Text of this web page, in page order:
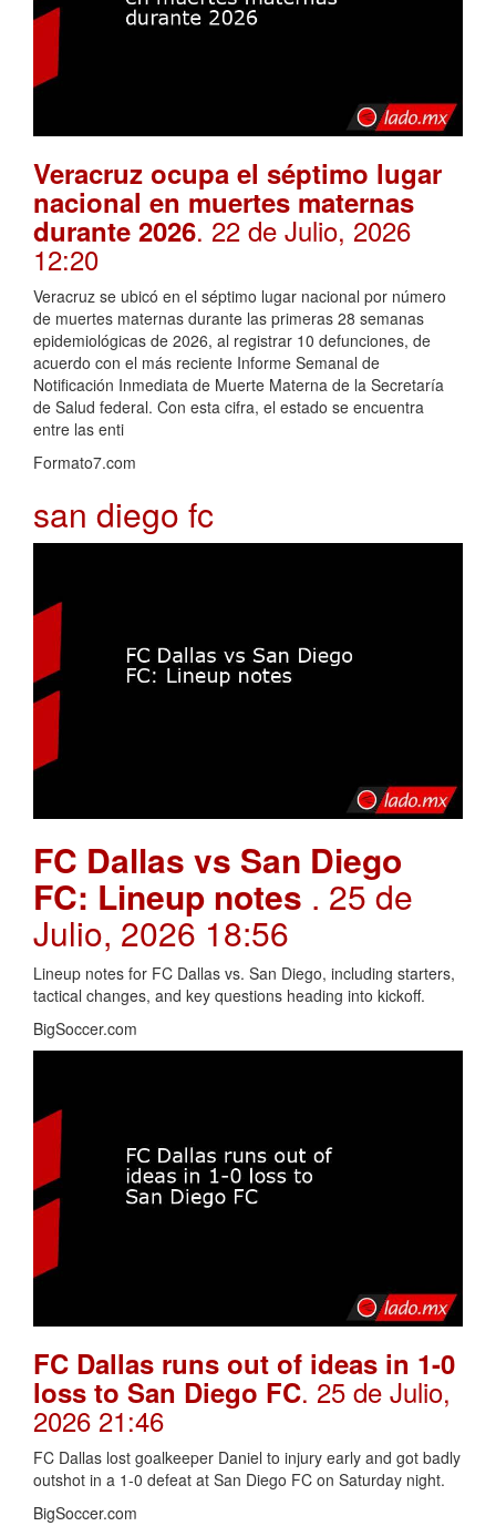
Veracruz ocupa el séptimo lugar
nacional en muertes maternas
durante 2026. 22 de Julio, 2026
12:20
Veracruz se ubicó en el séptimo lugar nacional por número
de muertes maternas durante las primeras 28 semanas
epidemiológicas de 2026, al registrar 10 defunciones, de
acuerdo con el más reciente Informe Semanal de
Notificación Inmediata de Muerte Materna de la Secretaría
de Salud federal. Con esta cifra, el estado se encuentra
entre las enti
Formato7.com
san diego fc
FC Dallas vs San Diego
FC: Lineup notes . 25 de
Julio, 2026 18:56
Lineup notes for FC Dallas vs. San Diego, including starters,
tactical changes, and key questions heading into kickoff.
BigSoccer.com
FC Dallas runs out of ideas in 1-0
loss to San Diego FC. 25 de Julio,
2026 21:46
FC Dallas lost goalkeeper Daniel to injury early and got badly
outshot in a 1-0 defeat at San Diego FC on Saturday night.
BigSoccer.com